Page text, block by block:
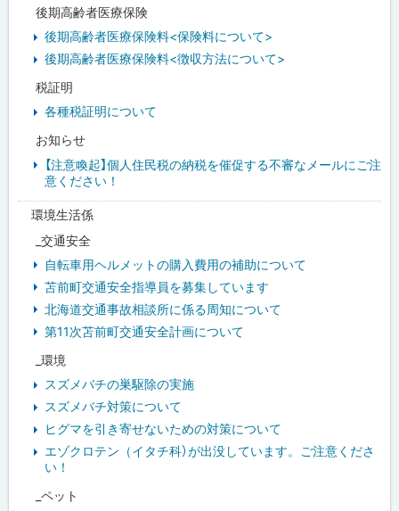
後期高齢者医療保険
後期高齢者医療保険料<保険料について>
後期高齢者医療保険料<徴収方法について>
税証明
各種税証明について
お知らせ
【注意喚起】個人住民税の納税を催促する不審なメールにご注
意ください！
環境生活係
_交通安全
自転車用ヘルメットの購入費用の補助について
苫前町交通安全指導員を募集しています
北海道交通事故相談所に係る周知について
第11次苫前町交通安全計画について
_環境
スズメバチの巣駆除の実施
スズメバチ対策について
ヒグマを引き寄せないための対策について
エゾクロテン（イタチ科）が出没しています。ご注意くださ
い！
_ペット